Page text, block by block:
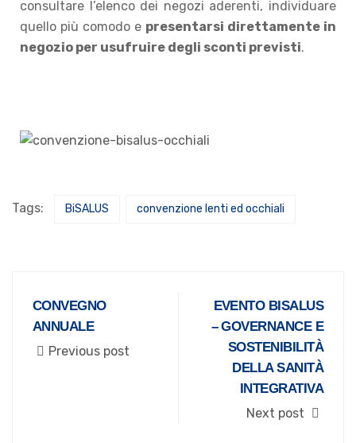
consultare l’elenco dei negozi aderenti, individuare
quello più comodo e presentarsi direttamente in
negozio per usufruire degli sconti previsti.
Tags: BiSALUS convenzione lenti ed occhiali
CONVEGNO
ANNUALE
Previous post
EVENTO BISALUS
– GOVERNANCE E
SOSTENIBILITÀ
DELLA SANITÀ
INTEGRATIVA
Next post